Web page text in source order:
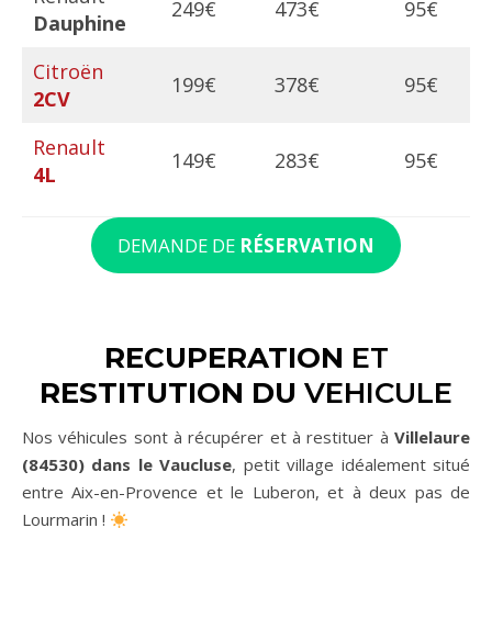
Dauphine
249€ 473€ 95€
Citroën
2CV
199€ 378€ 95€
Renault
4L
149€ 283€ 95€
DEMANDE DE RÉSERVATION
RECUPERATION ET
RESTITUTION DU VEHICULE
Nos véhicules sont à récupérer et à restituer à Villelaure
(84530) dans le Vaucluse, petit village idéalement situé
entre Aix-en-Provence et le Luberon, et à deux pas de
Lourmarin !